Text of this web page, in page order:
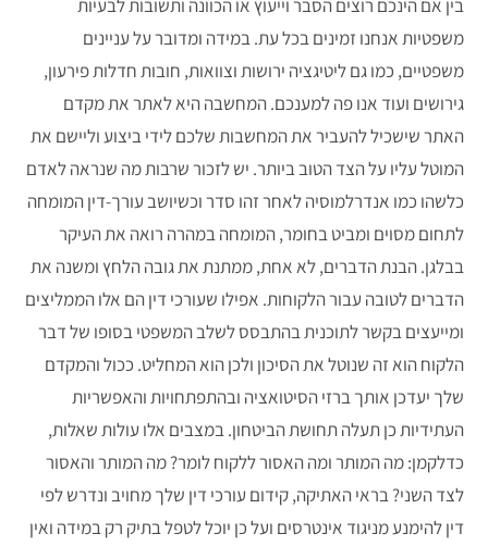
בין אם הינכם רוצים הסבר וייעוץ או הכוונה ותשובות לבעיות
משפטיות אנחנו זמינים בכל עת. במידה ומדובר על עניינים
משפטיים, כמו גם ליטיגציה ירושות וצוואות, חובות חדלות פירעון,
גירושים ועוד אנו פה למענכם. המחשבה היא לאתר את מקדם
האתר שישכיל להעביר את המחשבות שלכם לידי ביצוע וליישם את
המוטל עליו על הצד הטוב ביותר. יש לזכור שרבות מה שנראה לאדם
כלשהו כמו אנדרלמוסיה לאחר זהו סדר וכשיושב עורך-דין המומחה
לתחום מסוים ומביט בחומר, המומחה במהרה רואה את העיקר
בבלגן. הבנת הדברים, לא אחת, ממתנת את גובה הלחץ ומשנה את
הדברים לטובה עבור הלקוחות. אפילו שעורכי דין הם אלו הממליצים
ומייעצים בקשר לתוכנית בהתבסס לשלב המשפטי בסופו של דבר
הלקוח הוא זה שנוטל את הסיכון ולכן הוא המחליט. ככול והמקדם
שלך יעדכן אותך ברזי הסיטואציה ובהתפתחויות והאפשריות
העתידיות כן תעלה תחושת הביטחון. במצבים אלו עולות שאלות,
כדלקמן: מה המותר ומה האסור ללקוח לומר? מה המותר והאסור
לצד השני? בראי האתיקה, קידום עורכי דין שלך מחויב ונדרש לפי
דין להימנע מניגוד אינטרסים ועל כן יוכל לטפל בתיק רק במידה ואין